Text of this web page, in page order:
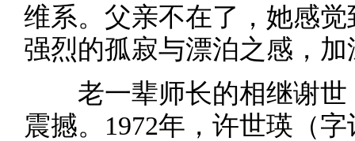
维系。父亲不在了，她感
强烈的孤寂与漂泊之感，
老一辈师长的相继谢世
震撼。1972年，许世瑛（